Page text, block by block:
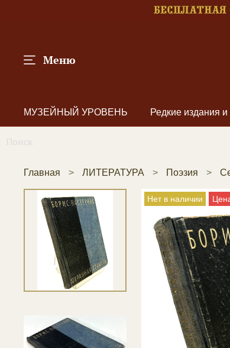
Меню
МУЗЕЙНЫЙ УРОВЕНЬ Редкие издания
Главная ЛИТЕРАТУРА Поэзия
Нет в наличии